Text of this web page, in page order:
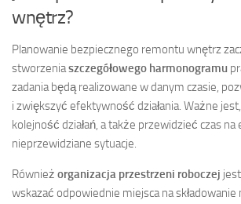
wnętrz?
Planowanie bezpiecznego remontu wnętrz
stworzeniaszczegółowego harmonogramu
zadania będą realizowane w danym czasie,
i zwiększyć efektywność działania. Ważne
kolejność działań, a także przewidzieć czas na
nieprzewidziane sytuacje.
Również organizacja przestrzeni roboczej
wskazać odpowiednie miejsca na składowanie